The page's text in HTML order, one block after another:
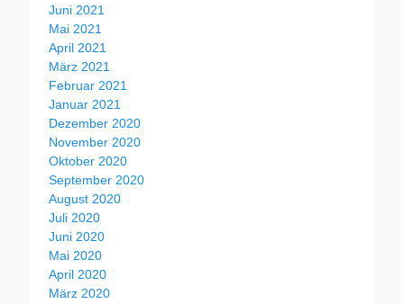
Juni 2021
Mai 2021
April 2021
März 2021
Februar 2021
Januar 2021
Dezember 2020
November 2020
Oktober 2020
September 2020
August 2020
Juli 2020
Juni 2020
Mai 2020
April 2020
März 2020